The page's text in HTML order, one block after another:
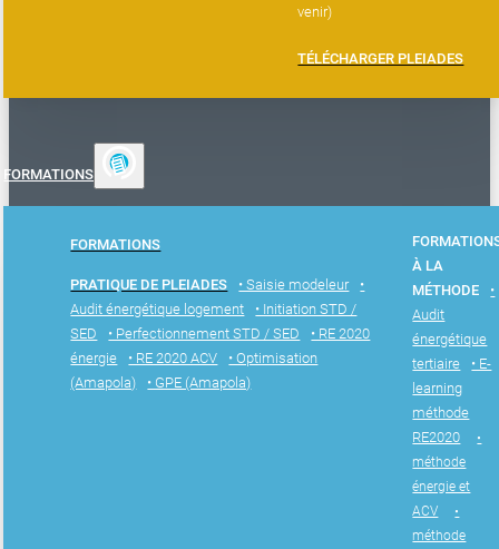
venir)
TÉLÉCHARGER PLEIADES
FORMATIONS
FORMATIONS
PRATIQUE DE PLEIADES • Saisie modeleur
•
Audit énergétique logement
• Initiation STD /
SED
• Perfectionnement STD / SED
• RE 2020
énergie
• RE 2020 ACV
• Optimisation
(Amapola)
• GPE (Amapola)
À LA
MÉTHODE
•
Audit
énergétique
tertiaire
• E-
learning
méthode
RE2020
•
méthode
énergie et
ACV
•
méthode